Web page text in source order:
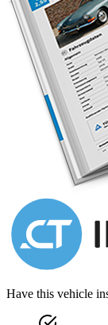
Have this vehicle